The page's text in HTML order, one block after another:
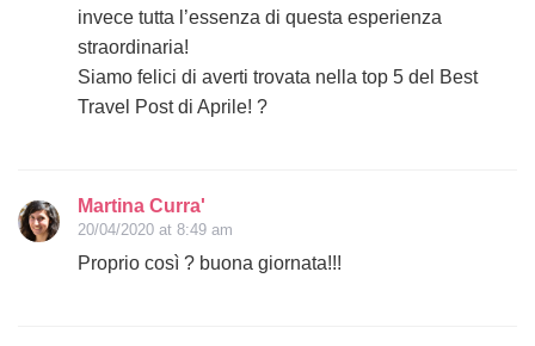
invece tutta l’essenza di questa esperienza
straordinaria!
Siamo felici di averti trovata nella top 5 del Best
Travel Post di Aprile! ?
Martina Curra'
20/04/2020 at 8:49 am
Proprio così ? buona giornata!!!